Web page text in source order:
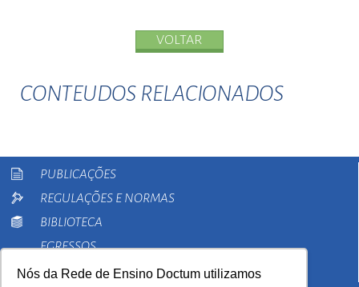
Nós da Rede de Ensino Doctum utilizamos
VOLTAR
CONTEUDOS RELACIONADOS
PUBLICAÇÕES
REGULAÇÕES E NORMAS
BIBLIOTECA
EGRESSOS
PESQUISA